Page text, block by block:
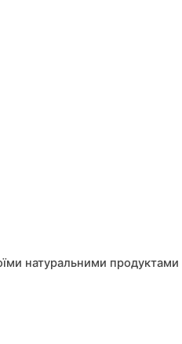
натуральними